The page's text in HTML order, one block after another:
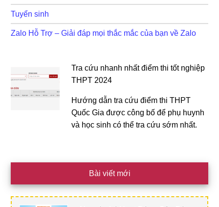
Tuyển sinh
Zalo Hỗ Trợ – Giải đáp mọi thắc mắc của bạn về Zalo
Tra cứu nhanh nhất điểm thi tốt nghiệp
THPT 2024
Hướng dẫn tra cứu điểm thi THPT
Quốc Gia được công bố để phụ huynh
và học sinh có thể tra cứu sớm nhất.
Bài viết mới